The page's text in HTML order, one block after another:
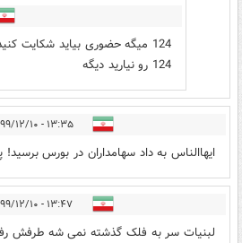
124 میگه حضوری بیاید شکایت
124 رو نیارید دیگه
۱۳:۳۵ - ۱۳۹۹/۱۲/۱۰
ایهاالناس به داد سهامداران در بورس
۱۳:۴۷ - ۱۳۹۹/۱۲/۱۰
لبنیات سر به فلک گذشته نمی شه طرفش